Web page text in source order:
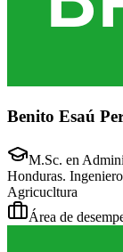
Benito Esaú
M.Sc. en
Honduras.
Agricucltura
Área de